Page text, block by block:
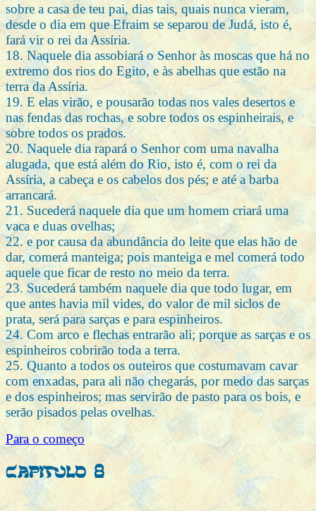
sobre a casa de teu pai, dias tais, quais nunca vieram,
desde o dia em que Efraim se separou de Judá, isto é,
fará vir o rei da Assíria.
18. Naquele dia assobiará o Senhor às moscas que há no
extremo dos rios do Egito, e às abelhas que estão na
terra da Assíria.
19. E elas virão, e pousarão todas nos vales desertos e
nas fendas das rochas, e sobre todos os espinheirais, e
sobre todos os prados.
20. Naquele dia rapará o Senhor com uma navalha
alugada, que está além do Rio, isto é, com o rei da
Assíria, a cabeça e os cabelos dos pés; e até a barba
arrancará.
21. Sucederá naquele dia que um homem criará uma
vaca e duas ovelhas;
22. e por causa da abundância do leite que elas hão de
dar, comerá manteiga; pois manteiga e mel comerá todo
aquele que ficar de resto no meio da terra.
23. Sucederá também naquele dia que todo lugar, em
que antes havia mil vides, do valor de mil siclos de
prata, será para sarças e para espinheiros.
24. Com arco e flechas entrarão ali; porque as sarças e os
espinheiros cobrirão toda a terra.
25. Quanto a todos os outeiros que costumavam cavar
com enxadas, para ali não chegarás, por medo das sarças
e dos espinheiros; mas servirão de pasto para os bois, e
serão pisados pelas ovelhas.
Para o começo
Capitulo 8